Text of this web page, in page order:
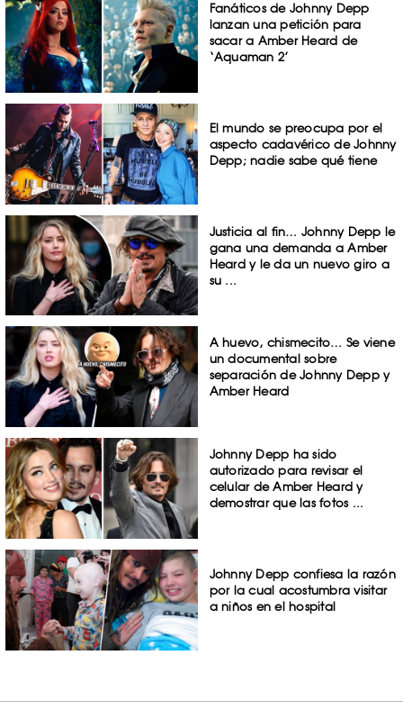
Fanáticos de Johnny Depp
lanzan una petición para
sacar a Amber Heard de
‘Aquaman 2’
El mundo se preocupa por el
aspecto cadavérico de Johnny
Depp; nadie sabe qué tiene
Justicia al fin… Johnny Depp le
gana una demanda a Amber
Heard y le da un nuevo giro a
su ...
A huevo, chismecito… Se viene
un documental sobre
separación de Johnny Depp y
Amber Heard
Johnny Depp ha sido
autorizado para revisar el
celular de Amber Heard y
demostrar que las fotos ...
Johnny Depp confiesa la razón
por la cual acostumbra visitar
a niños en el hospital